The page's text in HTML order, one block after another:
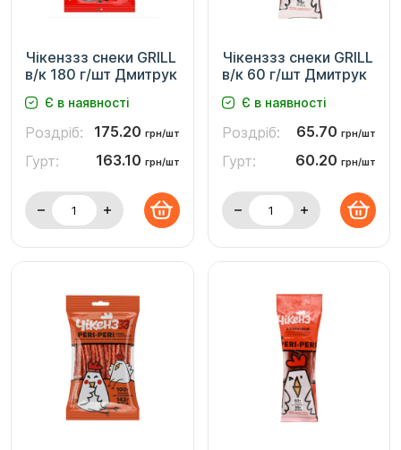
Чікенззз снеки GRILL
в/к 180 г/шт Дмитрук
Є в наявності
Роздріб: 175.20 грн/шт
Гурт: 163.10 грн/шт
Чікенззз снеки GRILL
в/к 60 г/шт Дмитрук
Є в наявності
Роздріб: 65.70 грн/шт
Гурт: 60.20 грн/шт